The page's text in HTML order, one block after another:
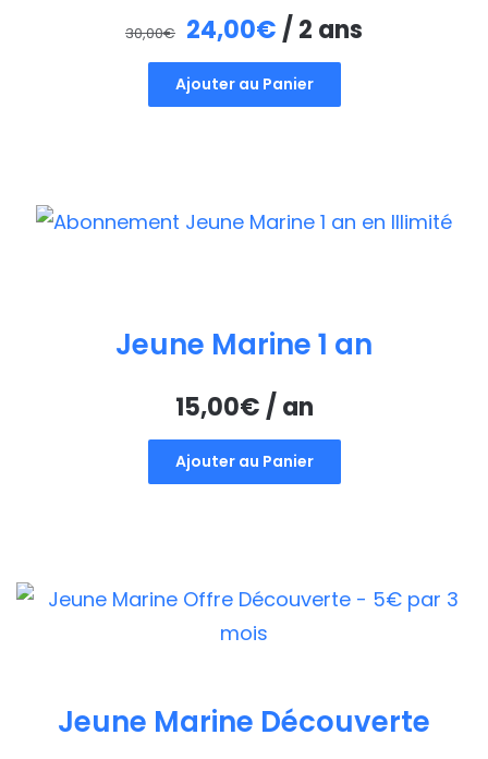
30,00€ Le
prix
initial
24,00€ Le
prix
actuel
/ 2 ans
Ajouter au Panier
Jeune Marine 1 an
15,00€ / an
Ajouter au Panier
Jeune Marine Découverte